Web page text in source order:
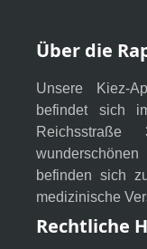
Über die
Unsere Kiez-
befindet sich
befinden sich
medizinische
Rechtliche